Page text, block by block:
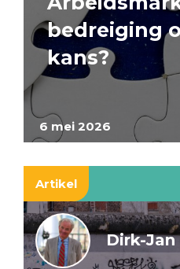
6 mei 2026
bedreiging
kans?
Artikel
Dirk-